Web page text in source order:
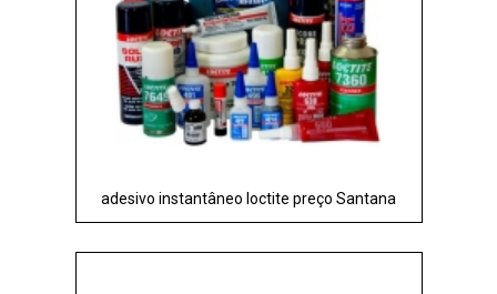
adesivo instantâneo loctite preço Santana